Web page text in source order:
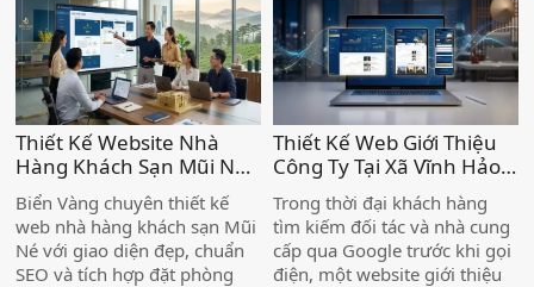
Thiết Kế Website Nhà
Hàng Khách Sạn Mũi Né
– Chuyên Nghiệp, Chức
Năng Đặt Phòng Trực
Tuyến Tiện Ích )
Biển Vàng chuyên thiết kế
web nhà hàng khách sạn Mũi
Né với giao diện đẹp, chuẩn
SEO và tích hợp đặt phòng
Thiết Kế Web Giới Thiệu
Công Ty Tại Xã Vĩnh Hảo –
Nâng Tầm Thương Hiệu
Doanh Nghiệp )
Trong thời đại khách hàng
tìm kiếm đối tác và nhà cung
cấp qua Google trước khi gọi
điện, một website giới thiệu